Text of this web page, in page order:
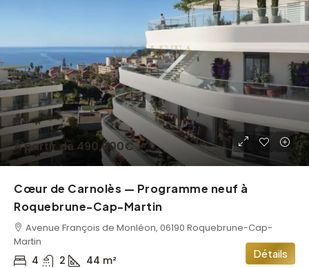
À partir de 490,000€
Cœur de Carnolès — Programme neuf à
Roquebrune-Cap-Martin
Avenue François de Monléon, 06190 Roquebrune-Cap-
Martin
4 2 44 m²
Détails